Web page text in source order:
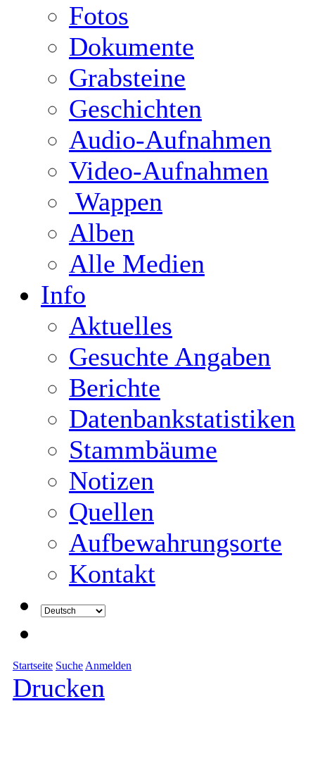
Fotos
Dokumente
Grabsteine
Geschichten
Audio-Aufnahmen
Video-Aufnahmen
Wappen
Alben
Alle Medien
Info
Aktuelles
Gesuchte Angaben
Berichte
Datenbankstatistiken
Stammbäume
Notizen
Quellen
Aufbewahrungsorte
Kontakt
Startseite Suche Anmelden
Drucken